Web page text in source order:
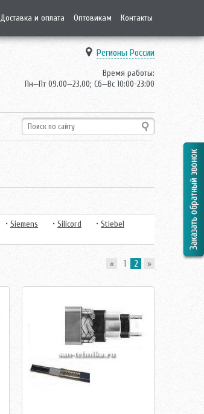
Доставка и оплата Оптовикам Контакты
Регионы России
Время работы:
Пн—Пт 09.00—23.00; Сб—Вс 10:00-23:00
• Siemens • Silicord • Stiebel
« 1 2 »